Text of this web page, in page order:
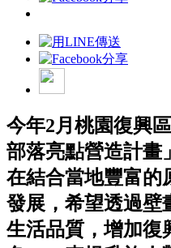
今年2月桃園復興
部落亮點營造計畫
在結合當地豐富的
發展，希望透過壁
生活品質，增加復